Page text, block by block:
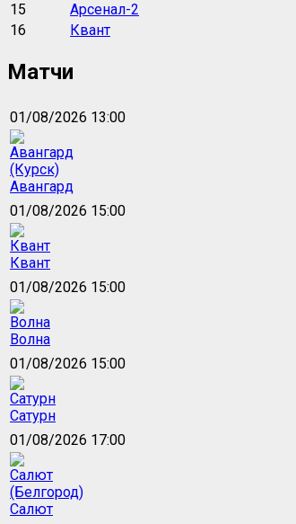
15
Арсенал-2
16
Квант
Матчи
01/08/2026 13:00
Авангард
01/08/2026 15:00
Квант
01/08/2026 15:00
Волна
01/08/2026 15:00
Сатурн
01/08/2026 17:00
Салют